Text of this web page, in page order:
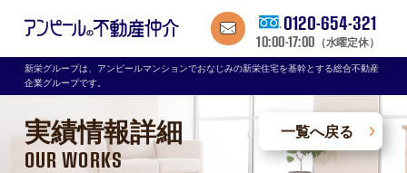
0120-654-321
10:00-17:00 （水曜定休）
新栄グループは、アンピールマンションでおなじみの新栄住宅を基幹とする総合不動産
企業グループです。
実績情報詳細
OUR WORKS
一覧へ戻る